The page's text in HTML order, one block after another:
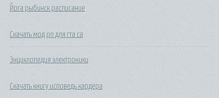
Йога рыбинск расписание
Скачать мод рп для гта са
Энциклопедия электроники
Скачать книгу исповедь кардера